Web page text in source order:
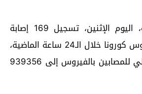
أعلنت وزارة الصحة، اليوم الإثنين، تسجيل 169 إصابة
مؤكدة جديدة بفيروس كورونا خلال الـ24 ساعة الماضية،
ليرتفع العدد الإجمالي للمصابين بالفيروس إلى 939356